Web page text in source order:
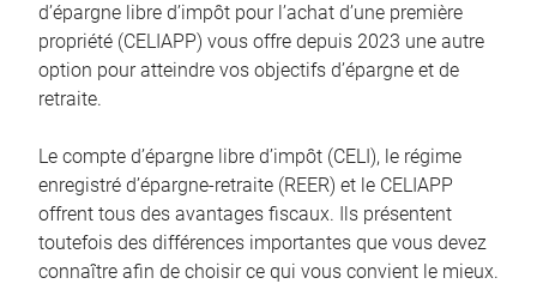
d’épargne libre d’impôt pour l’achat d’une première
propriété (CELIAPP) vous offre depuis 2023 une autre
option pour atteindre vos objectifs d’épargne et de
retraite.
Le compte d’épargne libre d’impôt (CELI), le régime
enregistré d’épargne-retraite (REER) et le CELIAPP
offrent tous des avantages fiscaux. Ils présentent
toutefois des différences importantes que vous devez
connaître afin de choisir ce qui vous convient le mieux.